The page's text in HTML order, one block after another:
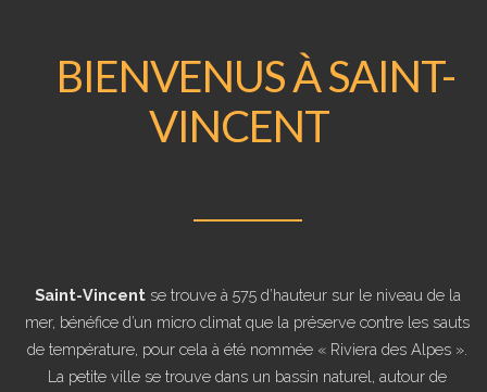
BIENVENUS À SAINT-
VINCENT
Saint-Vincentse trouve à 575 d’hauteur sur le niveau de la
mer, bénéfice d’un micro climat que la préserve contre les sauts
de température, pour cela à été nommée « Riviera des Alpes ».
La petite ville se trouve dans un bassin naturel, autour de